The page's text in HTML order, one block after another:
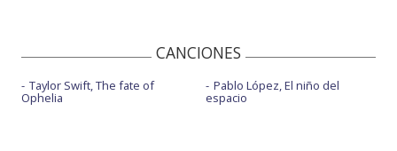
CANCIONES
Taylor Swift, The fate of
Ophelia
Pablo López, El niño del
espacio